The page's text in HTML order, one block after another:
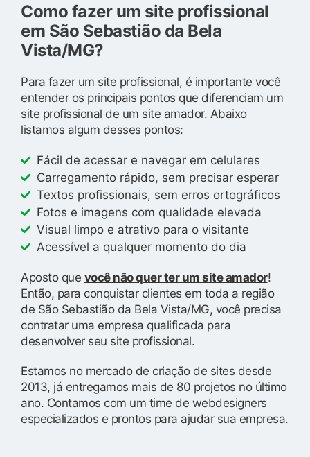
Como fazer um site profissional
em São Sebastião da Bela
Vista/MG?
Para fazer um site profissional, é importante você
entender os principais pontos que diferenciam um
site profissional de um site amador. Abaixo
listamos algum desses pontos:
Fácil de acessar e navegar em celulares
Carregamento rápido, sem precisar esperar
Textos profissionais, sem erros ortográficos
Fotos e imagens com qualidade elevada
Visual limpo e atrativo para o visitante
Acessível a qualquer momento do dia
Aposto que você não quer ter um site amador!
Então, para conquistar clientes em toda a região
de São Sebastião da Bela Vista/MG, você precisa
contratar uma empresa qualificada para
desenvolver seu site profissional.
Estamos no mercado de criação de sites desde
2013, já entregamos mais de 80 projetos no último
ano. Contamos com um time de webdesigners
especializados e prontos para ajudar sua empresa.